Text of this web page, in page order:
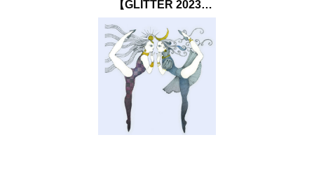
【GLITTER 2023
SUMMER issue】